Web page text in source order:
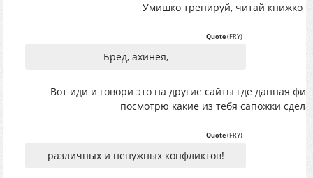
Умишко тренируй, читай книжко
Quote(FRY)
Бред, ахинея,
Вот иди и говори это на другие сайты где данная
посмотрю какие из тебя сапожки
Quote(FRY)
различных и ненужных конфликтов!